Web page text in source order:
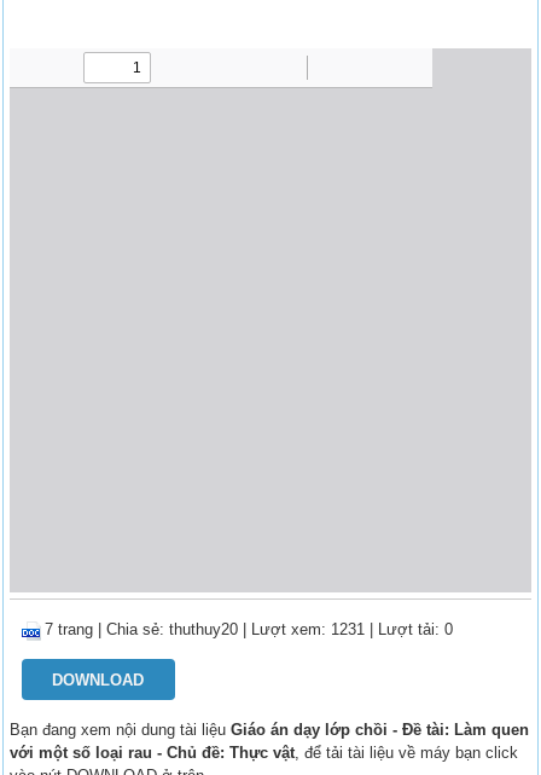
7 trang |Chia sẻ:thuthuy20 | Lượt xem: 1231 | Lượt tải: 0
DOWNLOAD
Bạn đang xem nội dung tài liệuGiáo án dạy lớp chồi - Đề tài: Làm quen
với một số loại rau - Chủ đề: Thực vật, để tải tài liệu về máy bạn click